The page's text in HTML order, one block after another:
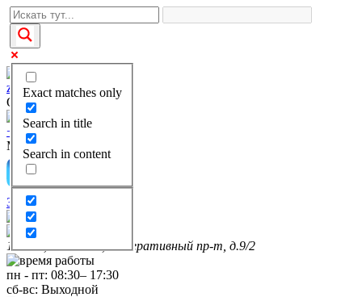
Exact matches only
Search in title
Search in content
zakaz@kgbi-1.ru
Отдел продаж
+7(495)649-69-28
Многоканальный
Заказать звонок
111399, г. Москва, Федеративный пр-т, д.9/2
пн - пт: 08:30– 17:30
сб-вс: Выходной